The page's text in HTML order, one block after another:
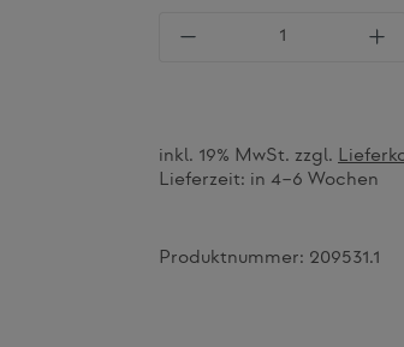
Produkt Anzahl:
inkl. 19% MwSt. zzgl.
Lieferzeit: in 4–6 Wochen
Produktnummer: 209531.1